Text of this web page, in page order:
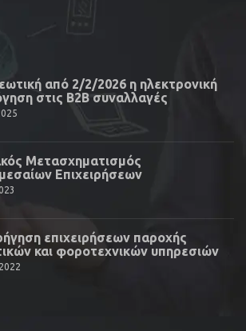
από 2/2/2026 η ηλεκτρονική
στις Β2Β συναλλαγές
Μετασχηματισμός
Επιχειρήσεων
επιχειρήσεων παροχής
και φοροτεχνικών υπηρεσιών